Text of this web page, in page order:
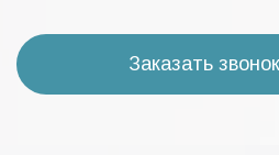
Заказать